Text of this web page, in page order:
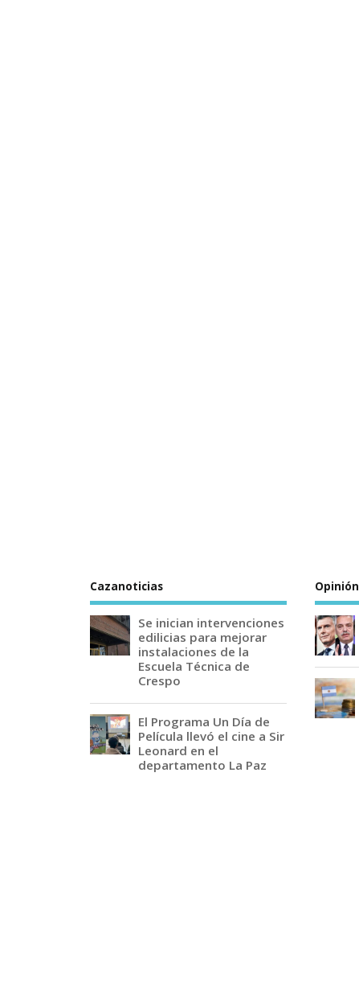
Cazanoticias
Se inician intervenciones
edilicias para mejorar
instalaciones de la
Escuela Técnica de
Crespo
El Programa Un Día de
Película llevó el cine a Sir
Leonard en el
departamento La Paz
Opinión